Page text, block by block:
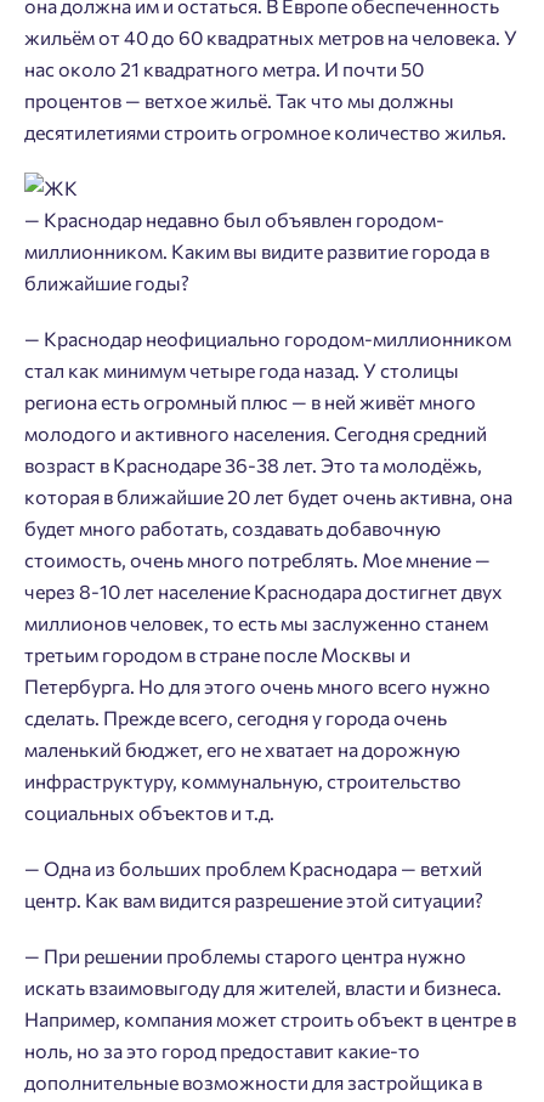
она должна им и остаться. В Европе обеспеченность
жильём от 40 до 60 квадратных метров на человека. У
нас около 21 квадратного метра. И почти 50
процентов — ветхое жильё. Так что мы должны
десятилетиями строить огромное количество жилья.
— Краснодар недавно был объявлен городом-
миллионником. Каким вы видите развитие города в
ближайшие годы?
— Краснодар неофициально городом-миллионником
стал как минимум четыре года назад. У столицы
региона есть огромный плюс — в ней живёт много
молодого и активного населения. Сегодня средний
возраст в Краснодаре 36-38 лет. Это та молодёжь,
которая в ближайшие 20 лет будет очень активна, она
будет много работать, создавать добавочную
стоимость, очень много потреблять. Мое мнение —
через 8-10 лет население Краснодара достигнет двух
миллионов человек, то есть мы заслуженно станем
третьим городом в стране после Москвы и
Петербурга. Но для этого очень много всего нужно
сделать. Прежде всего, сегодня у города очень
маленький бюджет, его не хватает на дорожную
инфраструктуру, коммунальную, строительство
социальных объектов и т.д.
— Одна из больших проблем Краснодара — ветхий
центр. Как вам видится разрешение этой ситуации?
— При решении проблемы старого центра нужно
искать взаимовыгоду для жителей, власти и бизнеса.
Например, компания может строить объект в центре в
ноль, но за это город предоставит какие-то
дополнительные возможности для застройщика в
Пожалуйста, оставьте ваши контакты и мы вам
перезвоним.
Телефон
Согласен получать информационную рассылку
Отправить
Добро пожаловать в личный
кабинет
Делитесь подборками
Больше никаких паролей! Введите номер
телефона, кликнув на кнопку «Войти» ниже
и мы вышлем вам одноразовый код
Личный кабинет
Введите номер телефона, чтобы войти или
зарегистрироваться.
Телефон
Нажимая кнопку «Отправить», вы даёте согласие на обработку
персональных данных.
Личный кабинет
Мы отправили код на номер .
Выслать код повторно через 00:58.
Выбор города
Краснодар
Пермь
Ростов-на-Дону
Екатеринбург
Владивосток
Астрахань
Нет времени выбирать?
Подбор квартиры за 3 минуты
Начать